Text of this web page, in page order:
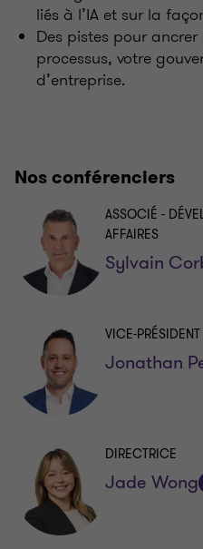
liés à l’IA et sur la
Des pistes pour
processus, votre
d’entreprise.
Nos conférenciers
Sylvain
ASSOCIÉ -
AFFAIRES
Jonathan
VICE-
Jade Wong
DIRECTRICE